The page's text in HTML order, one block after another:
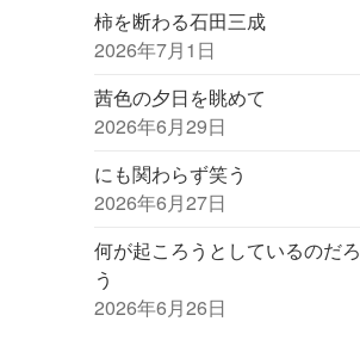
柿を断わる石田三成
2026年7月1日
茜色の夕日を眺めて
2026年6月29日
にも関わらず笑う
2026年6月27日
何が起ころうとしているのだろ
う
2026年6月26日